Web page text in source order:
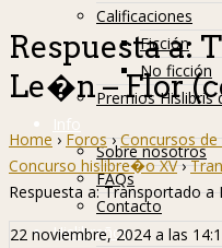
Calificaciones
Ficción
No ficción
Premios Hislibris
Info
Sobre nosotros
FAQs
Contacto
Hislibreños
Respuesta a:
Le�n – Flor
Home › Foros › Concursos
Concurso hislibre�o XV ›
Respuesta a: Transportado
22 noviembre, 2024 a las